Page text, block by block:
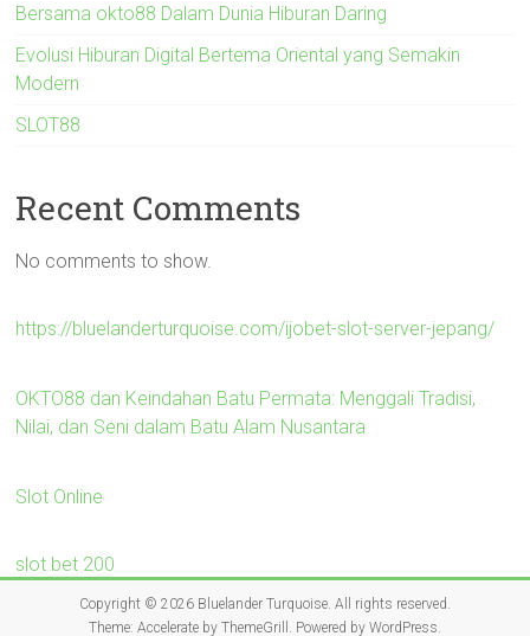
Bersama okto88 Dalam Dunia Hiburan Daring
Evolusi Hiburan Digital Bertema Oriental yang Semakin
Modern
SLOT88
Recent Comments
No comments to show.
https://bluelanderturquoise.com/ijobet-slot-server-jepang/
OKTO88 dan Keindahan Batu Permata: Menggali Tradisi,
Nilai, dan Seni dalam Batu Alam Nusantara
Slot Online
slot bet 200
Copyright © 2026 Bluelander Turquoise. All rights reserved.
Theme: Accelerateby ThemeGrill. Powered by WordPress